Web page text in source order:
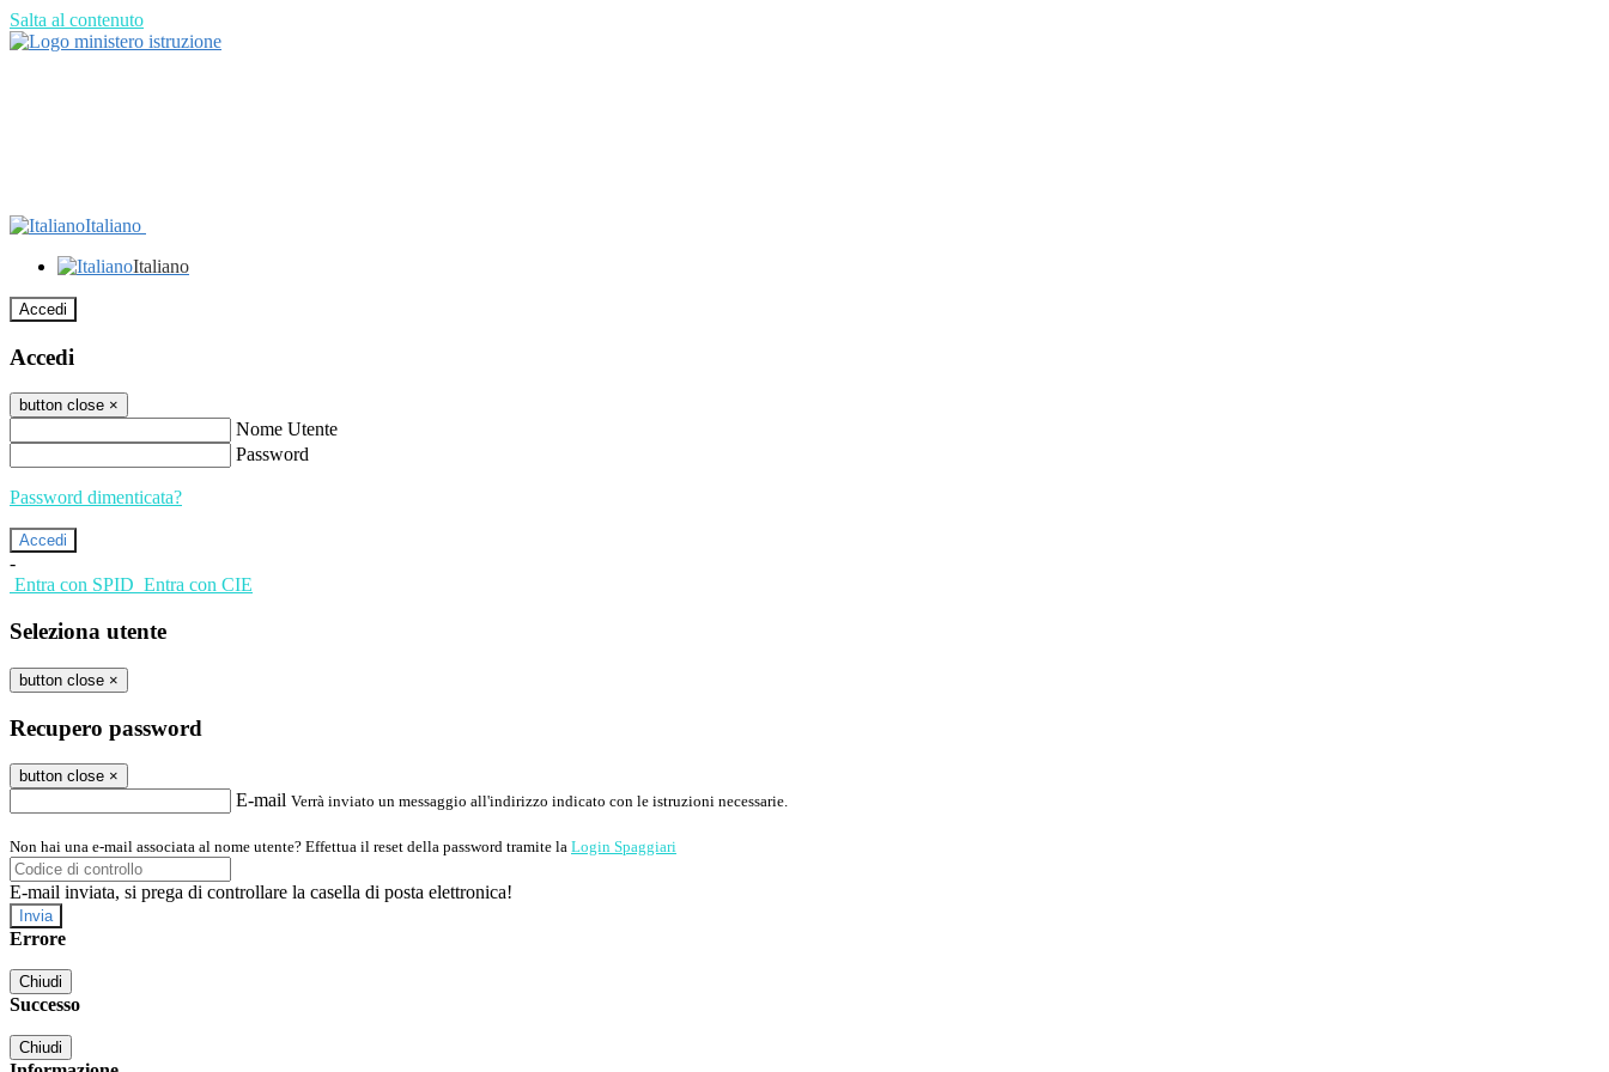
Salta al contenuto
Italiano
Italiano
Accedi
Accedi
button close ×
Nome Utente
Password
Password dimenticata?
-
Entra con SPID Entra con CIE
Seleziona utente
button close ×
Recupero password
button close ×
E-mail Verrà inviato un messaggio all'indirizzo indicato con le istruzioni necessarie.
Non hai una e-mail associata al nome utente? Effettua il reset della password tramite la Login Spaggiari
E-mail inviata, si prega di controllare la casella di posta elettronica!
Errore
Chiudi
Successo
Chiudi